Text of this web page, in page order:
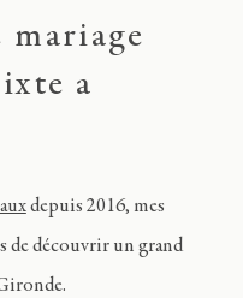
mariage
a
depuis 2016, mes
de découvrir un grand